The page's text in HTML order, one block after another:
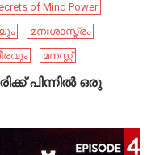
of Mind Power
മനഃശാസ്ത്രം
മനസ്സ്
പിന്നിൽ ഒരു